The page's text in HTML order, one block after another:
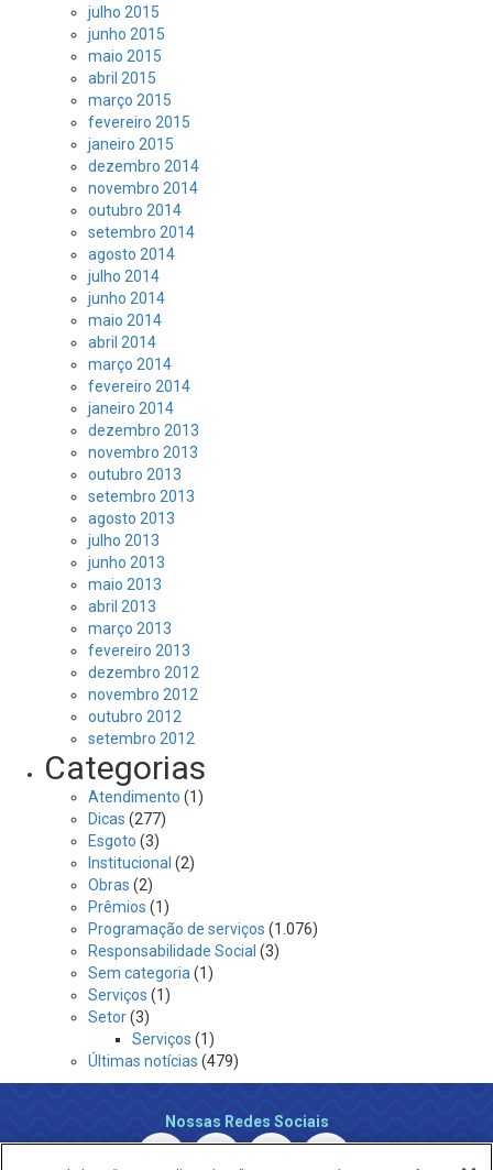
julho 2015
junho 2015
maio 2015
abril 2015
março 2015
fevereiro 2015
janeiro 2015
dezembro 2014
novembro 2014
outubro 2014
setembro 2014
agosto 2014
julho 2014
junho 2014
maio 2014
abril 2014
março 2014
fevereiro 2014
janeiro 2014
dezembro 2013
novembro 2013
outubro 2013
setembro 2013
agosto 2013
julho 2013
junho 2013
maio 2013
abril 2013
março 2013
fevereiro 2013
dezembro 2012
novembro 2012
outubro 2012
setembro 2012
Categorias
Atendimento (1)
Dicas (277)
Esgoto (3)
Institucional (2)
Obras (2)
Prêmios (1)
Programação de serviços (1.076)
Responsabilidade Social (3)
Sem categoria (1)
Serviços (1)
Setor(3)
Serviços (1)
Últimas notícias (479)
Nossas Redes Sociais